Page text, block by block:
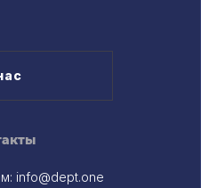
info@dept.one